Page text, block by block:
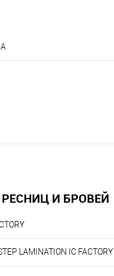
И БРОВЕЙ
LAMINATION IC FACTORY